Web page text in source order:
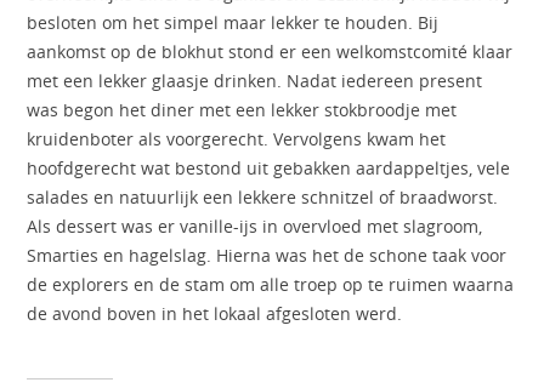
besloten om het simpel maar lekker te houden. Bij
aankomst op de blokhut stond er een welkomstcomité klaar
met een lekker glaasje drinken. Nadat iedereen present
was begon het diner met een lekker stokbroodje met
kruidenboter als voorgerecht. Vervolgens kwam het
hoofdgerecht wat bestond uit gebakken aardappeltjes, vele
salades en natuurlijk een lekkere schnitzel of braadworst.
Als dessert was er vanille-ijs in overvloed met slagroom,
Smarties en hagelslag. Hierna was het de schone taak voor
de explorers en de stam om alle troep op te ruimen waarna
de avond boven in het lokaal afgesloten werd.